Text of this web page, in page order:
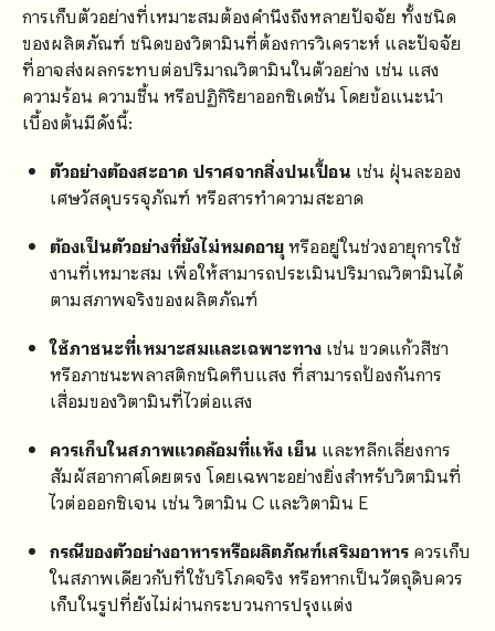
การเก็บตัวอย่างที่เหมาะสมต้องคำนึงถึงหลายปัจจัย ทั้งชนิด
ของผลิตภัณฑ์ ชนิดของวิตามินที่ต้องการวิเคราะห์ และปัจจัย
ที่อาจส่งผลกระทบต่อปริมาณวิตามินในตัวอย่าง เช่น แสง
ความร้อน ความชื้น หรือปฏิกิริยาออกซิเดชัน โดยข้อแนะนำ
เบื้องต้นมีดังนี้:
ตัวอย่างต้องสะอาด ปราศจากสิ่งปนเปื้อน เช่น ฝุ่นละออง
เศษวัสดุบรรจุภัณฑ์ หรือสารทำความสะอาด
ต้องเป็นตัวอย่างที่ยังไม่หมดอายุหรืออยู่ในช่วงอายุการใช้
งานที่เหมาะสม เพื่อให้สามารถประเมินปริมาณวิตามินได้
ตามสภาพจริงของผลิตภัณฑ์
ใช้ภาชนะที่เหมาะสมและเฉพาะทาง เช่น ขวดแก้วสีชา
หรือภาชนะพลาสติกชนิดทึบแสง ที่สามารถป้องกันการ
เสื่อมของวิตามินที่ไวต่อแสง
ควรเก็บในสภาพแวดล้อมที่แห้ง เย็น และหลีกเลี่ยงการ
สัมผัสอากาศโดยตรง โดยเฉพาะอย่างยิ่งสำหรับวิตามินที่
ไวต่อออกซิเจน เช่น วิตามิน C และวิตามิน E
กรณีของตัวอย่างอาหารหรือผลิตภัณฑ์เสริมอาหาร ควรเก็บ
ในสภาพเดียวกับที่ใช้บริโภคจริง หรือหากเป็นวัตถุดิบควร
เก็บในรูปที่ยังไม่ผ่านกระบวนการปรุงแต่ง